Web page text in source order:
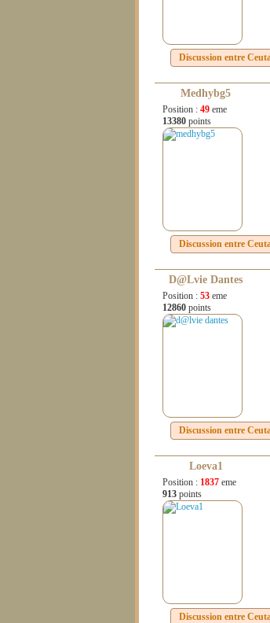
Discussion entre
Medhybg5
Position : 49 eme
13380 points
Discussion entre
D@lvie Dantes
Position : 53 eme
12860 points
Discussion entre
Loeva1
Position : 1837 eme
913 points
Discussion entre